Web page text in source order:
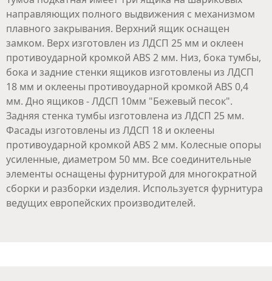
направляющих полного выдвижения с механизмом
плавного закрывания. Верхний ящик оснащен
замком. Верх изготовлен из ЛДСП 25 мм и оклеен
противоударной кромкой ABS 2 мм. Низ, бока тумбы,
бока и задние стенки ящиков изготовлены из ЛДСП
18 мм и оклеены противоударной кромкой ABS 0,4
мм. Дно ящиков - ЛДСП 10мм "Бежевый песок".
Задняя стенка тумбы изготовлена из ЛДСП 25 мм.
Фасады изготовлены из ЛДСП 18 и оклеены
противоударной кромкой ABS 2 мм. Колесные опоры
усиленные, диаметром 50 мм. Все соединительные
элементы оснащены фурнитурой для многократной
сборки и разборки изделия. Используется фурнитура
ведущих европейских производителей.